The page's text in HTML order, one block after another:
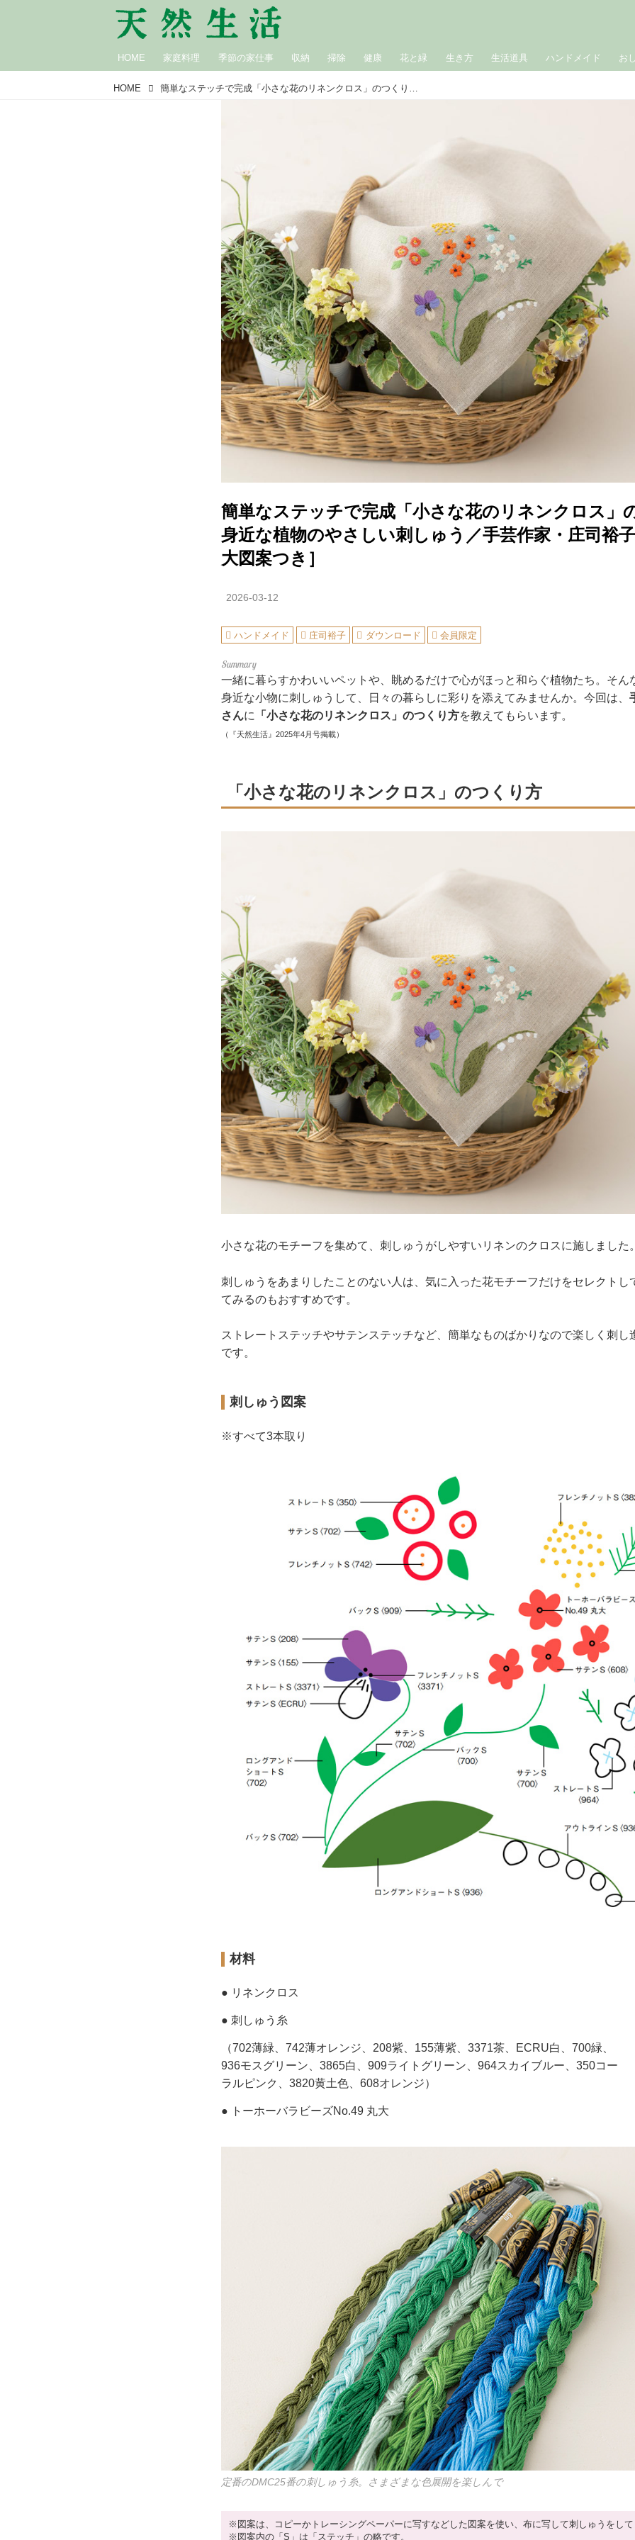
HOME 家庭料理 季節の家仕事 収納 掃除 健康 花と緑 生き方 生活道具 ハンドメイド お
HOME 簡単なステッチで完成「小さな花のリネンクロス」のつくり方。身近な植物のやさしい刺しゅう／手芸作家・庄司裕子さん［実物大図案つき］
簡単なステッチで完成「小さな花のリネンクロス」
身近な植物のやさしい刺しゅう／手芸作家・庄司裕
大図案つき］
2026-03-12
ハンドメイド 庄司裕子 ダウンロード 会員限定
一緒に暮らすかわいいペットや、眺めるだけで心がほっと和らぐ植物たち。そん
身近な小物に刺しゅうして、日々の暮らしに彩りを添えてみませんか。今回は、
さんに 「小さな花のリネンクロス」のつくり方を教えてもらいます。
（『天然生活』2025年4月号掲載）
「小さな花のリネンクロス」のつくり方
小さな花のモチーフを集めて、刺しゅうがしやすいリネンのクロスに施しました
刺しゅうをあまりしたことのない人は、気に入った花モチーフだけをセレクトし
てみるのもおすすめです。
ストレートステッチやサテンステッチなど、簡単なものばかりなので楽しく刺し
です。
刺しゅう図案
※すべて3本取り
材料
● リネンクロス
● 刺しゅう糸
（702薄緑、742薄オレンジ、208紫、155薄紫、3371茶、ECRU白、700緑、
936モスグリーン、3865白、909ライトグリーン、964スカイブルー、350コー
ラルピンク、3820黄土色、608オレンジ）
● トーホーバラビーズNo.49 丸大
定番のDMC25番の刺しゅう糸。さまざまな色展開を楽しんで
※図案は、コピーかトレーシングペーパーに写すなどした図案を使い、布に写して刺しゅうをし
※図案内の「S」は「ステッチ」の略です。